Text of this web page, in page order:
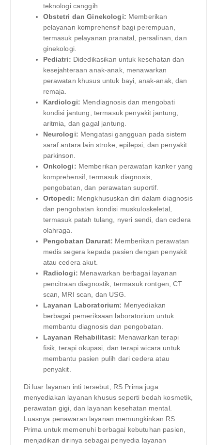
teknologi canggih.
Obstetri dan Ginekologi: Memberikan
pelayanan komprehensif bagi perempuan,
termasuk pelayanan pranatal, persalinan, dan
ginekologi.
Pediatri: Didedikasikan untuk kesehatan dan
kesejahteraan anak-anak, menawarkan
perawatan khusus untuk bayi, anak-anak, dan
remaja.
Kardiologi: Mendiagnosis dan mengobati
kondisi jantung, termasuk penyakit jantung,
aritmia, dan gagal jantung.
Neurologi: Mengatasi gangguan pada sistem
saraf antara lain stroke, epilepsi, dan penyakit
parkinson.
Onkologi: Memberikan perawatan kanker yang
komprehensif, termasuk diagnosis,
pengobatan, dan perawatan suportif.
Ortopedi: Mengkhususkan diri dalam diagnosis
dan pengobatan kondisi muskuloskeletal,
termasuk patah tulang, nyeri sendi, dan cedera
olahraga.
Pengobatan Darurat: Memberikan perawatan
medis segera kepada pasien dengan penyakit
atau cedera akut.
Radiologi: Menawarkan berbagai layanan
pencitraan diagnostik, termasuk rontgen, CT
scan, MRI scan, dan USG.
Layanan Laboratorium: Menyediakan
berbagai pemeriksaan laboratorium untuk
membantu diagnosis dan pengobatan.
Layanan Rehabilitasi: Menawarkan terapi
fisik, terapi okupasi, dan terapi wicara untuk
membantu pasien pulih dari cedera atau
penyakit.
Di luar layanan inti tersebut, RS Prima juga
menyediakan layanan khusus seperti bedah kosmetik,
perawatan gigi, dan layanan kesehatan mental.
Luasnya penawaran layanan memungkinkan RS
Prima untuk memenuhi berbagai kebutuhan pasien,
menjadikan dirinya sebagai penyedia layanan